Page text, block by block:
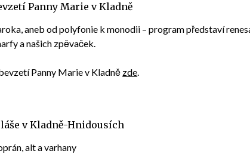
Panny Marie v Kladně
aneb od polyfonie k monodii – program představí
a našich zpěvaček.
Panny Marie v Kladně zde.
v Kladně-Hnidousích
alt a varhany